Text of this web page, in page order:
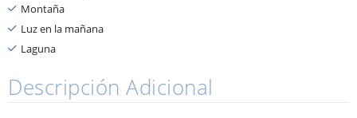
Montaña
Luz en la mañana
Laguna
Descripción Adicional